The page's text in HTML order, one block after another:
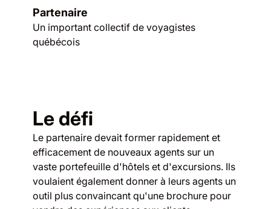
Partenaire
Un important collectif de voyagistes
québécois
Le défi
Le partenaire devait former rapidement et
efficacement de nouveaux agents sur un
vaste portefeuille d'hôtels et d'excursions. Ils
voulaient également donner à leurs agents un
outil plus convaincant qu'une brochure pour